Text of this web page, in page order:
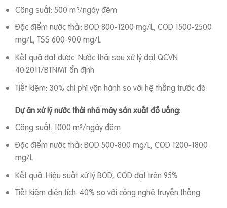
Công suất: 500 m³/ngày đêm
Đặc điểm nước thải: BOD 800-1200 mg/L, COD 1500-2500
mg/L, TSS 600-900 mg/L
Kết quả đạt được: Nước thải sau xử lý đạt QCVN
40:2011/BTNMT ổn định
Tiết kiệm: 30% chi phí vận hành so với hệ thống trước đó
Dự án xử lý nước thải nhà máy sản xuất đồ uống:
Công suất: 1000 m³/ngày đêm
Đặc điểm nước thải: BOD 500-800 mg/L, COD 1200-1800
mg/L
Kết quả: Hiệu suất xử lý BOD, COD đạt trên 95%
Tiết kiệm diện tích: 40% so với công nghệ truyền thống